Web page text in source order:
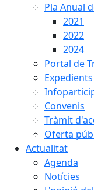
Pla Anual
2021
2022
2024
Portal de
Convenis
Tràmit
Oferta
Actualitat
Agenda
Notícies